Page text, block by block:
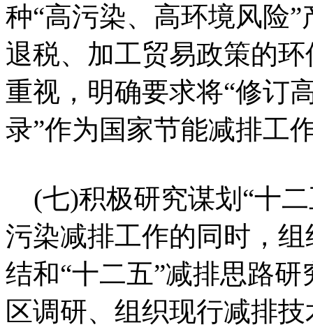
种“高污染、高环境风险
退税、加工贸易政策的
重视，明确要求将“修订
录”作为国家节能减排工
(七)积极研究谋划“十
污染减排工作的同时，
结和“十二五”减排思路
区调研、组织现行减排